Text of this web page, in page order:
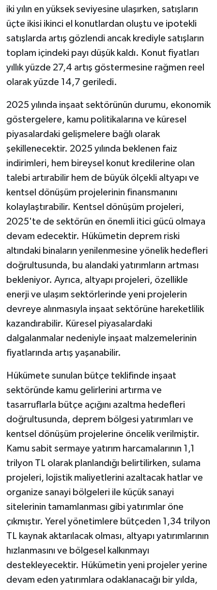
iki yılın en yüksek seviyesine ulaşırken, satışların
üçte ikisi ikinci el konutlardan oluştu ve ipotekli
satışlarda artış gözlendi ancak krediyle satışların
toplam içindeki payı düşük kaldı. Konut fiyatları
yıllık yüzde 27,4 artış göstermesine rağmen reel
olarak yüzde 14,7 geriledi.
2025 yılında inşaat sektörünün durumu, ekonomik
göstergelere, kamu politikalarına ve küresel
piyasalardaki gelişmelere bağlı olarak
şekillenecektir. 2025 yılında beklenen faiz
indirimleri, hem bireysel konut kredilerine olan
talebi artırabilir hem de büyük ölçekli altyapı ve
kentsel dönüşüm projelerinin finansmanını
kolaylaştırabilir. Kentsel dönüşüm projeleri,
2025'te de sektörün en önemli itici gücü olmaya
devam edecektir. Hükümetin deprem riski
altındaki binaların yenilenmesine yönelik hedefleri
doğrultusunda, bu alandaki yatırımların artması
bekleniyor. Ayrıca, altyapı projeleri, özellikle
enerji ve ulaşım sektörlerinde yeni projelerin
devreye alınmasıyla inşaat sektörüne hareketlilik
kazandırabilir. Küresel piyasalardaki
dalgalanmalar nedeniyle inşaat malzemelerinin
fiyatlarında artış yaşanabilir.
Hükümete sunulan bütçe teklifinde inşaat
sektöründe kamu gelirlerini artırma ve
tasarruflarla bütçe açığını azaltma hedefleri
doğrultusunda, deprem bölgesi yatırımları ve
kentsel dönüşüm projelerine öncelik verilmiştir.
Kamu sabit sermaye yatırım harcamalarının 1,1
trilyon TL olarak planlandığı belirtilirken, sulama
projeleri, lojistik maliyetlerini azaltacak hatlar ve
organize sanayi bölgeleri ile küçük sanayi
sitelerinin tamamlanması gibi yatırımlar öne
çıkmıştır. Yerel yönetimlere bütçeden 1,34 trilyon
TL kaynak aktarılacak olması, altyapı yatırımlarının
hızlanmasını ve bölgesel kalkınmayı
destekleyecektir. Hükümetin yeni projeler yerine
devam eden yatırımlara odaklanacağı bir yılda,